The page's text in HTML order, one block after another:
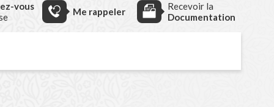
vous
Me rappeler
Recevoir la
Documentation